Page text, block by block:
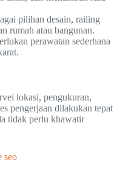
pilihan desain, railing
rumah atau bangunan.
perawatan sederhana
lokasi, pengukuran,
pengerjaan dilakukan tepat
tidak perlu khawatir